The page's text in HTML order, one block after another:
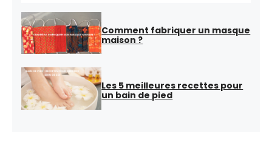
Comment fabriquer un masque
maison ?
Les 5 meilleures recettes pour
un bain de pied